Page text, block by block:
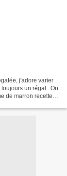
j'adore varier
un régal...On
de marron recette